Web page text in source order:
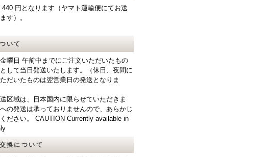
440 円となります（ヤマト運輸便にてお送
す）。
いて
曜日 午前中までにご注文いただいたもの
して当日発送いたします。（休日、夜間に
だいたものは翌営業日の発送となりま
区域は、日本国内に限らせていただきま
の発送は承っておりませんので、あらかじ
ださい。 CAUTION Currently available in
換について